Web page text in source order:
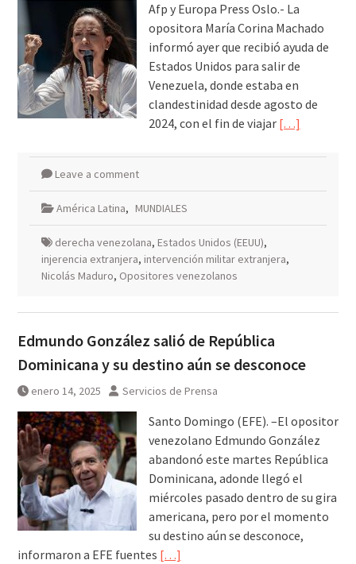
Afp y Europa Press Oslo.- La
opositora María Corina Machado
informó ayer que recibió ayuda de
Estados Unidos para salir de
Venezuela, donde estaba en
clandestinidad desde agosto de
2024, con el fin de viajar […]
Leave a comment
América Latina, MUNDIALES
derecha venezolana, Estados Unidos (EEUU),
injerencia extranjera, intervención militar extranjera,
Nicolás Maduro, Opositores venezolanos
Edmundo González salió de República
Dominicana y su destino aún se desconoce
enero 14, 2025 Servicios de Prensa
Santo Domingo (EFE). –El opositor
venezolano Edmundo González
abandonó este martes República
Dominicana, adonde llegó el
miércoles pasado dentro de su gira
americana, pero por el momento
su destino aún se desconoce,
informaron a EFE fuentes […]